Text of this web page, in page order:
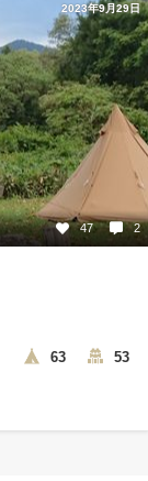
2023年9月29日
47 2
63 53